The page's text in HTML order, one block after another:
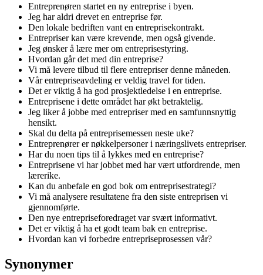
Entreprenøren startet en ny entreprise i byen.
Jeg har aldri drevet en entreprise før.
Den lokale bedriften vant en entreprisekontrakt.
Entrepriser kan være krevende, men også givende.
Jeg ønsker å lære mer om entreprisestyring.
Hvordan går det med din entreprise?
Vi må levere tilbud til flere entrepriser denne måneden.
Vår entrepriseavdeling er veldig travel for tiden.
Det er viktig å ha god prosjektledelse i en entreprise.
Entreprisene i dette området har økt betraktelig.
Jeg liker å jobbe med entrepriser med en samfunnsnyttig
hensikt.
Skal du delta på entreprisemessen neste uke?
Entreprenører er nøkkelpersoner i næringslivets entrepriser.
Har du noen tips til å lykkes med en entreprise?
Entreprisene vi har jobbet med har vært utfordrende, men
lærerike.
Kan du anbefale en god bok om entreprisestrategi?
Vi må analysere resultatene fra den siste entreprisen vi
gjennomførte.
Den nye entrepriseforedraget var svært informativt.
Det er viktig å ha et godt team bak en entreprise.
Hvordan kan vi forbedre entrepriseprosessen vår?
Synonymer